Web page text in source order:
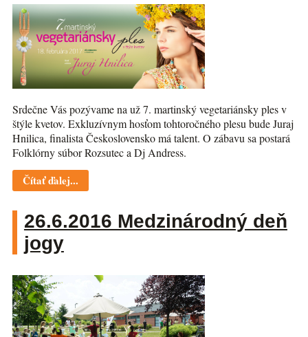
Srdečne Vás pozývame na už 7. martinský vegetariánsky ples v
štýle kvetov. Exkluzívnym hosťom tohtoročného plesu bude Juraj
Hnilica, finalista Československo má talent. O zábavu sa postará
Folklórny súbor Rozsutec a Dj Andress.
Čítať ďalej...
26.6.2016 Medzinárodný deň
jogy